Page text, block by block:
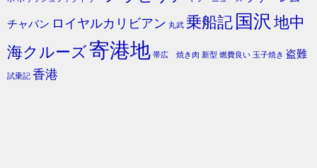
チャバン ロイヤルカリビアン 丸武 乗船記 国沢 地中
海クルーズ寄港地 帯広 焼き肉 新型 燃費良い 玉子焼き 盗難
試乗記 香港